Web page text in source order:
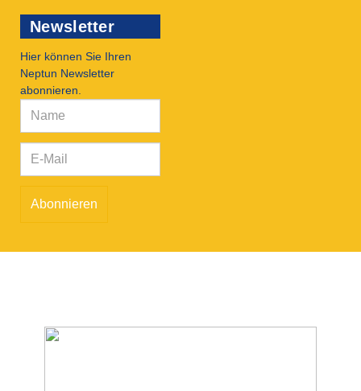
Newsletter
Hier können Sie Ihren
Neptun Newsletter
abonnieren.